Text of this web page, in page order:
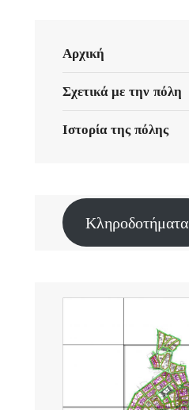
Αρχική
Σχετικά με την πόλη
Ιστορία της πόλης
Κληροδοτήματα